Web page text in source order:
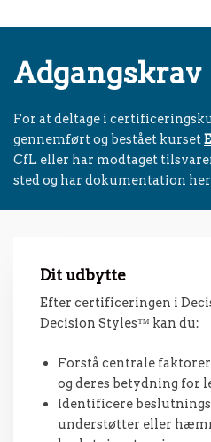
Adgangskrav
For at deltage i
gennemført og bestået kurset
CfL eller har modtaget
sted og har dokumentation
Dit udbytte
Efter certificeringen i
Decision Styles™ kan du:
Forstå centrale
og deres betydning for
Identificere
understøtter eller